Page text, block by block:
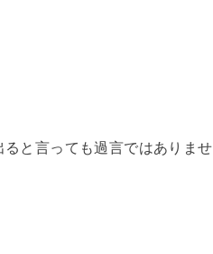
と言っても過言ではありませ